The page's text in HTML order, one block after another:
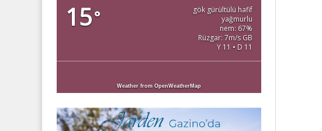
15°
gök gürültülü hafif
yağmurlu
nem: 67%
Rüzgar: 7m/s GB
Y 11 • D 11
Weather from OpenWeatherMap